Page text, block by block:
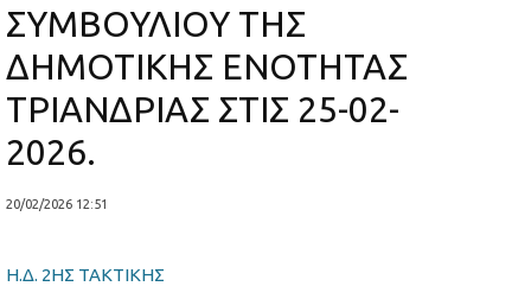
ΣΥΜΒΟΥΛΙΟΥ ΤΗΣ
ΔΗΜΟΤΙΚΗΣ ΕΝΟΤΗΤΑΣ
ΤΡΙΑΝΔΡΙΑΣ ΣΤΙΣ 25-02-
2026.
20/02/2026 12:51
Η.Δ. 2ΗΣ ΤΑΚΤΙΚΗΣ